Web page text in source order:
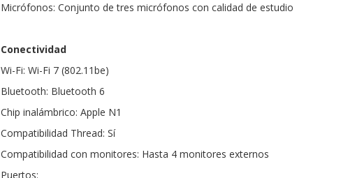
Micrófonos: Conjunto de tres micrófonos con calidad de estudio
Conectividad
Wi-Fi: Wi-Fi 7 (802.11be)
Bluetooth: Bluetooth 6
Chip inalámbrico: Apple N1
Compatibilidad Thread: Sí
Compatibilidad con monitores: Hasta 4 monitores externos
Puertos: